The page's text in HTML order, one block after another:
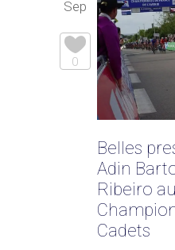
Sep
0
Belles
Adin
Ribeiro
Cadets